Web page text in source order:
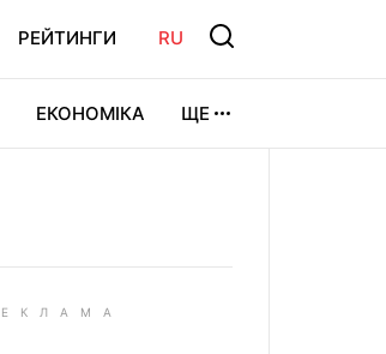
РЕЙТИНГИ RU
ЕКОНОМІКА ЩЕ